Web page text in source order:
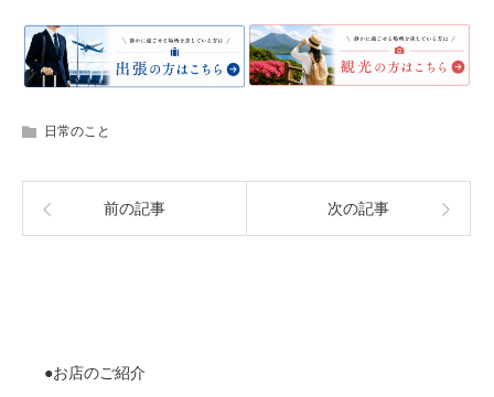
日常のこと
前の記事 次の記事
●お店のご紹介